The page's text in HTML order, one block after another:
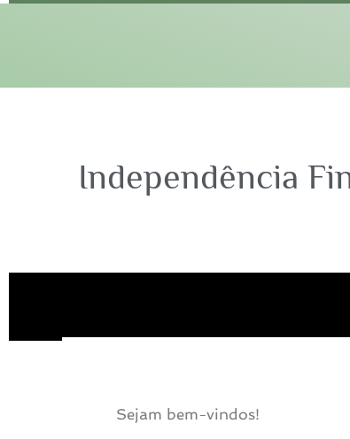
Independência
Sejam bem-vindos!